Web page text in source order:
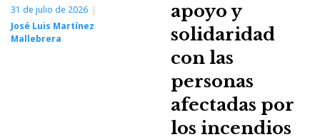
31 de julio de 2026
José Luis Martínez
Mallebrera
apoyo y
solidaridad
con las
personas
afectadas por
los incendios